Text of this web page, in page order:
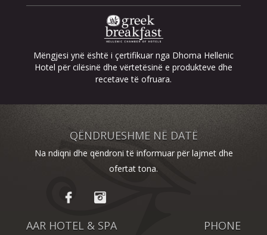
Mëngjesi ynë është i çertifikuar nga Dhoma Hellenic
Hotel për cilësinë dhe vërtetësinë e produkteve dhe
recetave të ofruara.
QËNDRUESHME NË DATË
Na ndiqni dhe qëndroni të informuar për lajmet dhe
ofertat tona.
AAR HOTEL & SPA PHONE